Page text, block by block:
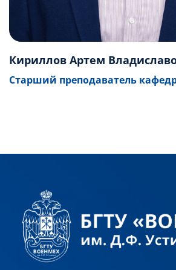
Кириллов Артем
Старший преподаватель